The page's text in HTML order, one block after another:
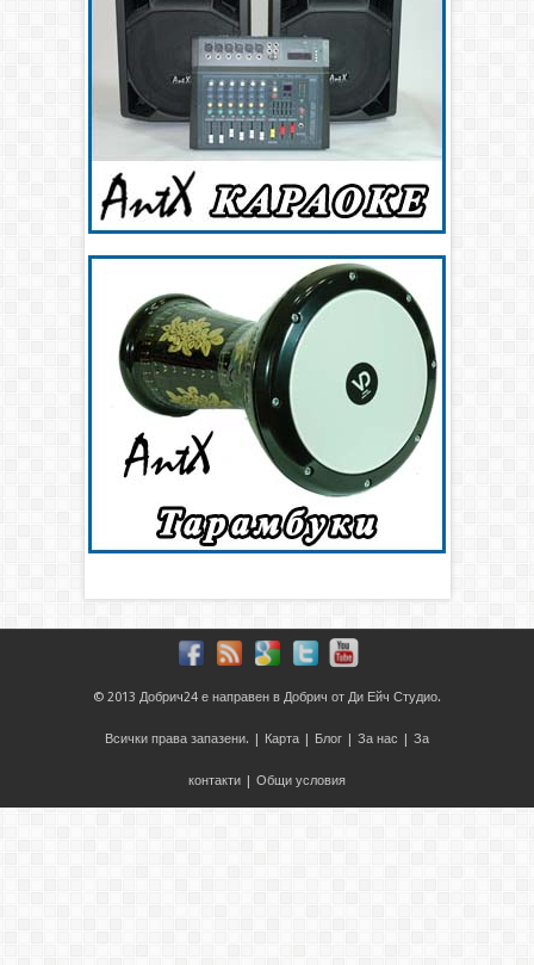
© 2013 Добрич24 е направен в Добрич от Ди Ейч Студио.
Всички права запазени. | Карта Блог За нас За
контакти Общи условия